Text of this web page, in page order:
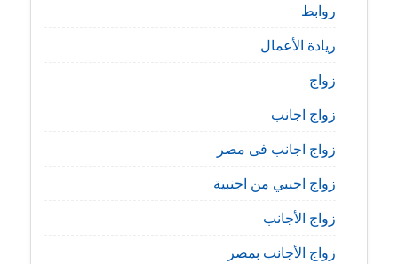
روابط
ريادة الأعمال
زواج
زواج اجانب
زواج اجانب فى مصر
زواج اجنبي من اجنبية
زواج الأجانب
زواج الأجانب بمصر